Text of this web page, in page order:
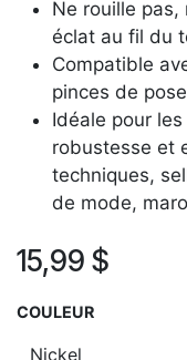
Ne rouille
éclat au fil du
Compatible
pinces de
Idéale pour
robustesse et
techniques,
de mode,
15,99 $
COULEUR